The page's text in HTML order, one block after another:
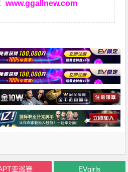
www.ggallnew.com
亚巡赛 EVgirls